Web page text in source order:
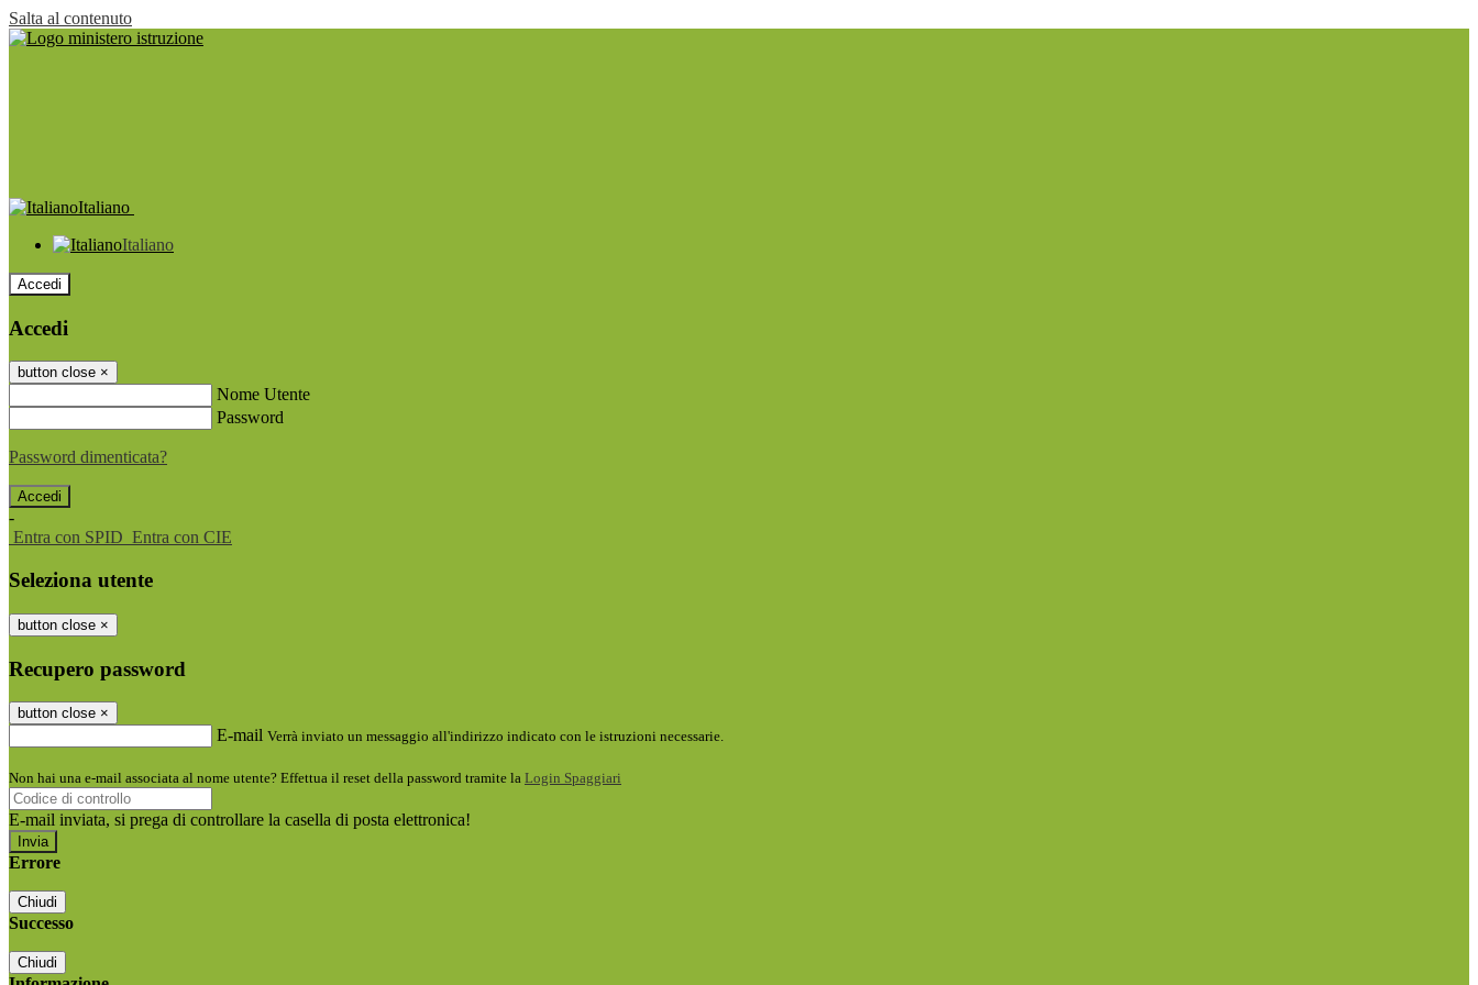
Salta al contenuto
Italiano
Italiano
Accedi
Accedi
button close ×
Nome Utente
Password
Password dimenticata?
-
Entra con SPID Entra con CIE
Seleziona utente
button close ×
Recupero password
button close ×
E-mail Verrà inviato un messaggio all'indirizzo indicato con le istruzioni necessarie.
Non hai una e-mail associata al nome utente? Effettua il reset della password tramite la Login Spaggiari
E-mail inviata, si prega di controllare la casella di posta elettronica!
Errore
Chiudi
Successo
Chiudi